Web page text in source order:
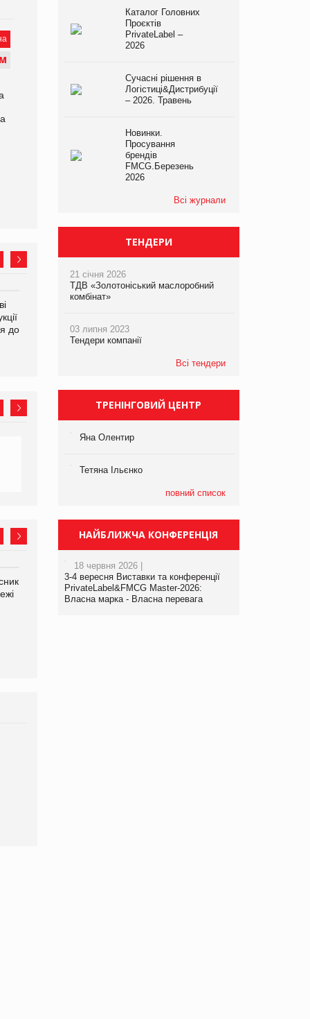
М
до
на європейський ринок
Олексій Логачов-Михайлов
Файно маркет Директор
департаменту з
Яна Сараніна, директор
компанії «УкраМарин»
Каталог Головних
Проєктів
PrivateLabel –
2026
Сучасні рішення в
Логістиці&Дистрибуції
– 2026. Травень
Новинки.
Просування
брендів
FMCG.Березень
2026
Всі журнали
ТЕНДЕРИ
21 січня 2026
ТДВ «Золотоніський маслоробний
комбінат»
03 липня 2023
Тендери компанії
Всі тендери
ТРЕНІНГОВИЙ ЦЕНТР
Яна Олентир
Тетяна Ільєнко
повний список
НАЙБЛИЖЧА КОНФЕРЕНЦІЯ
18 червня 2026 |
3-4 вересня Виставки та конференції
PrivateLabel&FMCG Master-2026:
Власна марка - Власна перевага